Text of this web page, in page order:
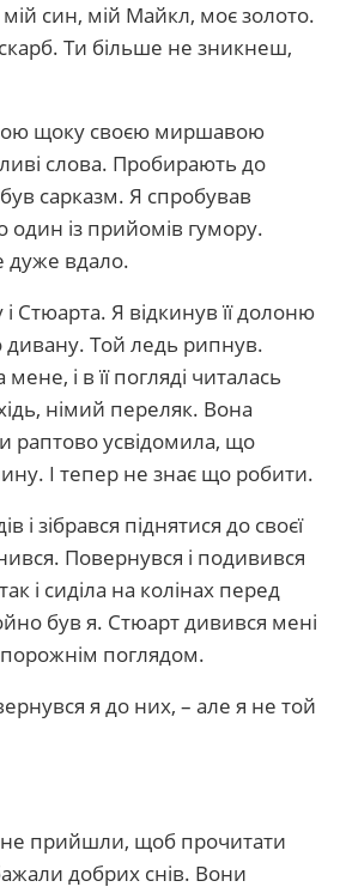
син, мій Майкл, моє золото.
Ти більше не зникнеш,
щоку своєю миршавою
слова. Пробирають до
сарказм. Я спробував
один із прийомів гумору.
вдало.
Стюарта. Я відкинув її долоню
дивану. Той ледь рипнув.
і в її погляді читалась
німий переляк. Вона
раптово усвідомила, що
І тепер не знає що робити.
і зібрався піднятися до своєї
Повернувся і подивився
і сиділа на колінах перед
був я. Стюарт дивився мені
поглядом.
я до них, – але я не той
прийшли, щоб прочитати
добрих снів. Вони